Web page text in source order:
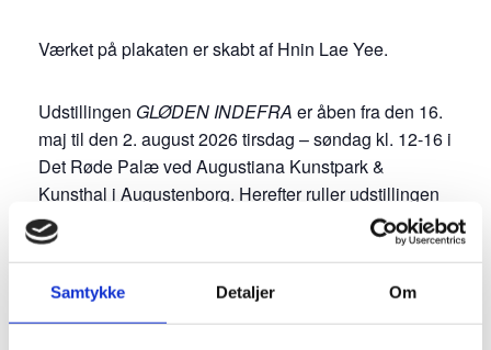
Samtykke Detaljer Om
Værket på plakaten er skabt af Hnin Lae Yee.
Udstillingen GLØDEN INDEFRA er åben fra den 16.
maj til den 2. august 2026 tirsdag – søndag kl. 12-16 i
Det Røde Palæ ved Augustiana Kunstpark &
Kunsthal i Augustenborg. Herefter ruller udstillingen
videre til:
Grænselandsudstillingen i Sønderjyllandshallen,
Foyeren på Haderslev Kultur- og Musikskole:
25. september 2026